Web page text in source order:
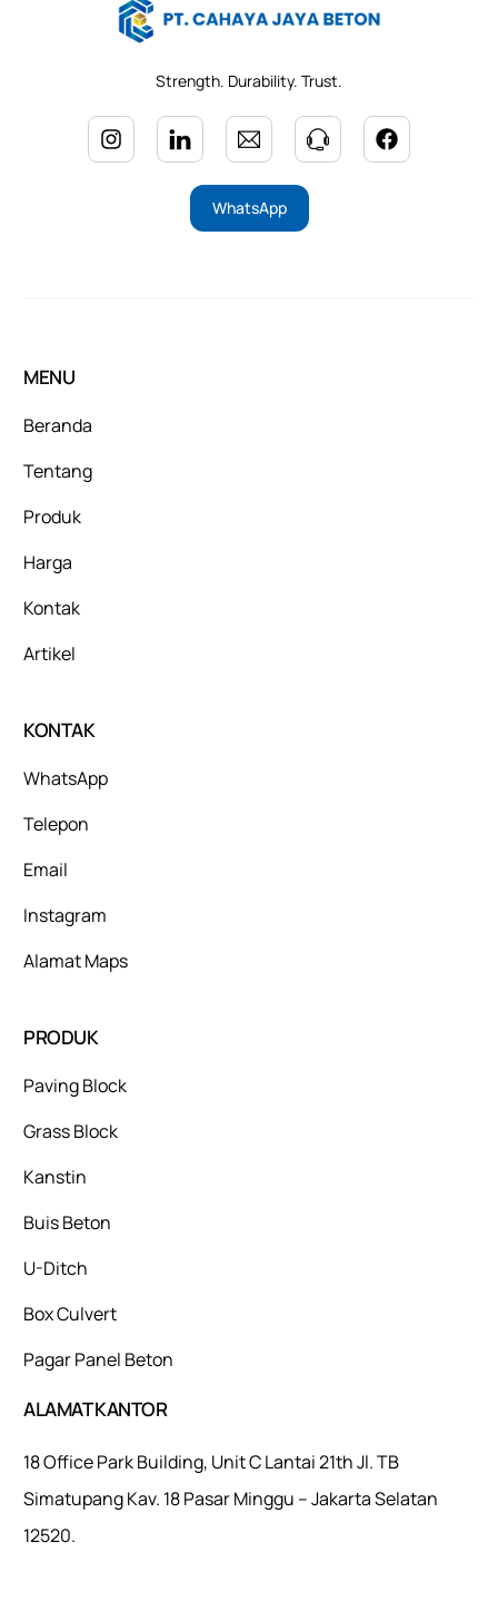
Strength. Durability. Trust.
WhatsApp
MENU
Beranda
Tentang
Produk
Harga
Kontak
Artikel
KONTAK
WhatsApp
Telepon
Email
Instagram
Alamat Maps
PRODUK
Paving Block
Grass Block
Kanstin
Buis Beton
U-Ditch
Box Culvert
Pagar Panel Beton
ALAMAT KANTOR
18 Office Park Building, Unit C Lantai 21th Jl. TB
Simatupang Kav. 18 Pasar Minggu – Jakarta Selatan
12520.